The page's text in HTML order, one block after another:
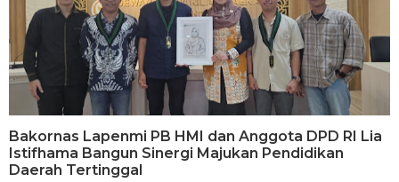
Bakornas Lapenmi PB HMI dan Anggota DPD RI Lia
Istifhama Bangun Sinergi Majukan Pendidikan
Daerah Tertinggal